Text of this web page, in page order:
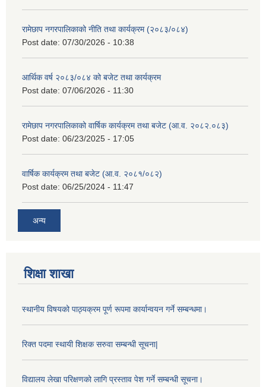
रामेछाप नगरपालिकाको नीति तथा कार्यक्रम (२०८३/०८४)
Post date: 07/30/2026 - 10:38
आर्थिक वर्ष २०८३/०८४ को बजेट तथा कार्यक्रम
Post date: 07/06/2026 - 11:30
रामेछाप नगरपालिकाको वार्षिक कार्यक्रम तथा बजेट (आ.व. २०८२.०८३)
Post date: 06/23/2025 - 17:05
वार्षिक कार्यक्रम तथा बजेट (आ.व. २०८१/०८२)
Post date: 06/25/2024 - 11:47
अन्य
शिक्षा शाखा
स्थानीय विषयको पाठ्यक्रम पूर्ण रूपमा कार्यान्वयन गर्ने सम्बन्धमा।
रिक्त पदमा स्थायी शिक्षक सरुवा सम्बन्धी सूचना|
विद्यालय लेखा परिक्षणको लागि प्रस्ताव पेश गर्ने सम्बन्धी सूचना।